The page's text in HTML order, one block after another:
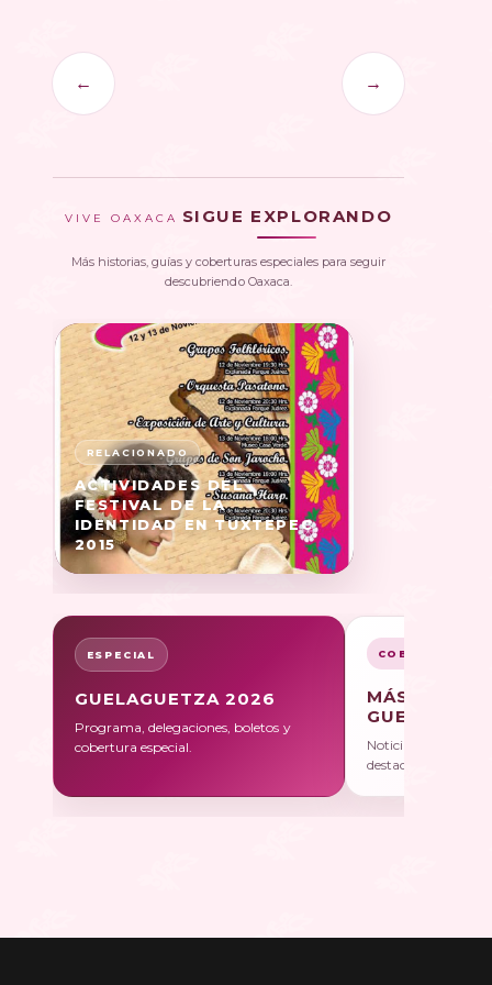
← →
VIVE OAXACA SIGUE EXPLORANDO
Más historias, guías y coberturas especiales para seguir
descubriendo Oaxaca.
ACTIVIDADES DEL
FESTIVAL DE LA
IDENTIDAD EN TUXTEPEC
2015
ESPECIAL
GUELAGUETZA 2026
Programa, delegaciones, boletos y
cobertura especial.
COBERTURA
MÁS SOBRE
Noticias, galerías y
destacadas.